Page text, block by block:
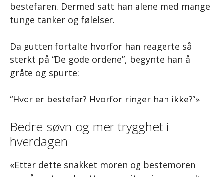
bestefaren. Dermed satt han alene med mange
tunge tanker og følelser.
Da gutten fortalte hvorfor han reagerte så
sterkt på “De gode ordene”, begynte han å
gråte og spurte:
“Hvor er bestefar? Hvorfor ringer han ikke?”»
Bedre søvn og mer trygghet i
hverdagen
«Etter dette snakket moren og bestemoren